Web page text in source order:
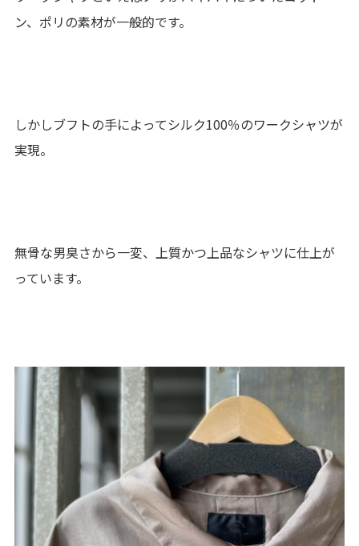
ン、ポリの素材が一般的です。
しかしブフトの手によってシルク100％のワークシャツが
実現。
無骨な男臭さから一変、上質かつ上品なシャツに仕上が
っています。